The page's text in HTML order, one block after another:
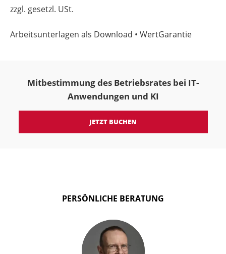
zzgl. gesetzl. USt.
Arbeitsunterlagen als Download • WertGarantie
Mitbestimmung des Betriebsrates bei IT-
Anwendungen und KI
JETZT BUCHEN
PERSÖNLICHE BERATUNG